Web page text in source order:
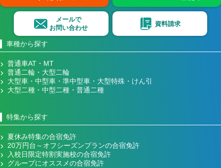
メールで
お問い合わせ
資料請求
車種から探す
普通車AT・MT
普通二輪・大型二輪
大型車・中型車・準中型車・大型特殊・けん引
大型二種・中型二種・普通二種
特集から探す
夏休み特集の合宿免許
20万円台～オフシーズンプランの合宿免許
入校日限定特割実施校の合宿免許
グループにオススメの合宿免許